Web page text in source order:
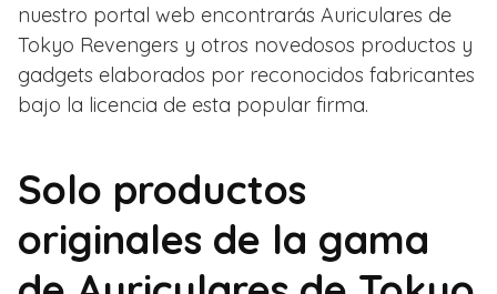
nuestro portal web encontrarás Auriculares de
Tokyo Revengers y otros novedosos productos y
gadgets elaborados por reconocidos fabricantes
bajo la licencia de esta popular firma.
Solo productos
originales de la gama